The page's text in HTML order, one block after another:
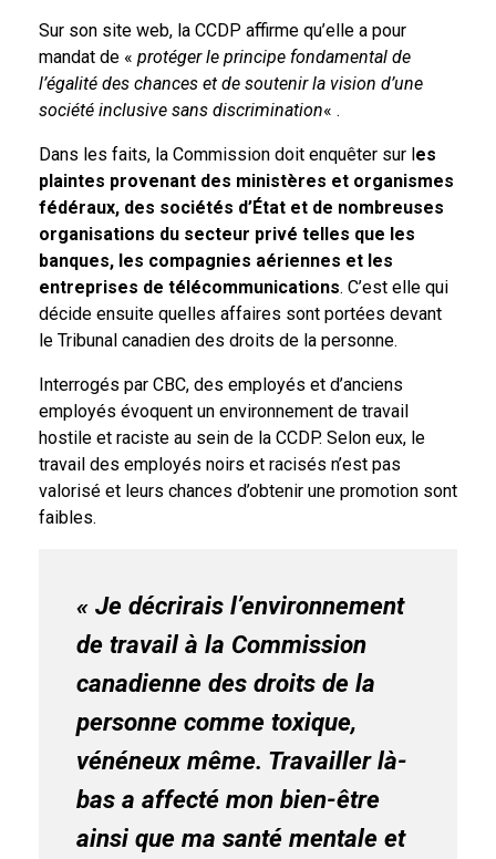
Sur son site web, la CCDP affirme qu’elle a pour
mandat de « protéger le principe fondamental de
l’égalité des chances et de soutenir la vision d’une
société inclusive sans discrimination« .
Dans les faits, la Commission doit enquêter sur l es
plaintes provenant des ministères et organismes
fédéraux, des sociétés d’État et de nombreuses
organisations du secteur privé telles que les
banques, les compagnies aériennes et les
entreprises de télécommunications. C’est elle qui
décide ensuite quelles affaires sont portées devant
le Tribunal canadien des droits de la personne.
Interrogés par CBC, des employés et d’anciens
employés évoquent un environnement de travail
hostile et raciste au sein de la CCDP. Selon eux, le
travail des employés noirs et racisés n’est pas
valorisé et leurs chances d’obtenir une promotion sont
faibles.
« Je décrirais l’environnement
de travail à la Commission
canadienne des droits de la
personne comme toxique,
vénéneux même. Travailler là-
bas a affecté mon bien-être
ainsi que ma santé mentale et